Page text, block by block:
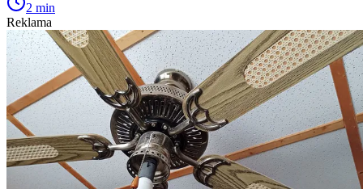
2 min
Reklama